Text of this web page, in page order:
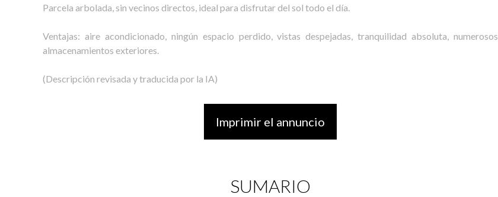
Parcela arbolada, sin vecinos directos, ideal para disfrutar del sol todo el día.
Ventajas: aire acondicionado, ningún espacio perdido, vistas despejadas, tranquilidad absoluta, numerosos
almacenamientos exteriores.
(Descripción revisada y traducida por la IA)
Imprimir el annuncio
SUMARIO